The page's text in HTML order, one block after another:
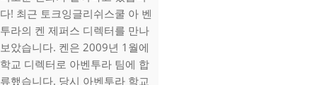
다! 최근 토크잉글리쉬스쿨 아 벤
투라의 켄 제퍼스 디렉터를 만나
보았습니다. 켄은 2009년 1월에
학교 디렉터로 아벤투라 팀에 합
류했습니다. 당시 아벤투라 학교